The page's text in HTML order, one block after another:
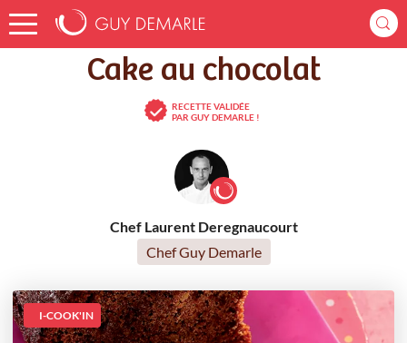
Accueil Recettes Cake au chocolat
Cake au chocolat
RECETTE VALIDÉE
PAR GUY DEMARLE !
Chef Laurent Deregnaucourt
Chef Guy Demarle
I-COOK'IN